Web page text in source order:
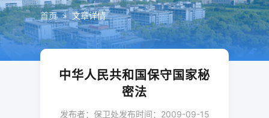
首页 > 文章详情
中华人民共和国保守国家秘
密法
发布者：保卫处发布时间：2009-09-15